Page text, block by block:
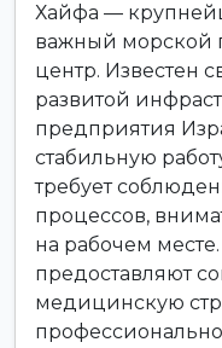
Хайфа —
важный морской
центр. Известен
развитой
предприятия
стабильную
требует
процессов,
на рабочем
предоставляют
медицинскую